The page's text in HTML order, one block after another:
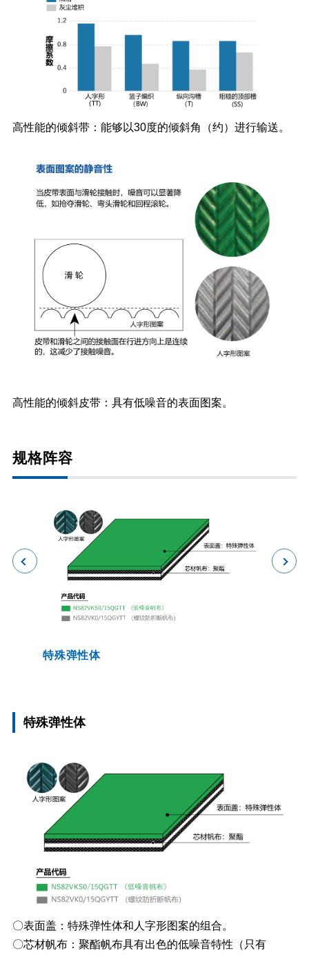
高性能的倾斜带：能够以30度的倾斜角（约）进行输送。
高性能的倾斜皮带：具有低噪音的表面图案。
规格阵容
特殊弹性体
特殊弹性体
〇表面盖：特殊弹性体和人字形图案的组合。
〇芯材帆布：聚酯帆布具有出色的低噪音特性（只有